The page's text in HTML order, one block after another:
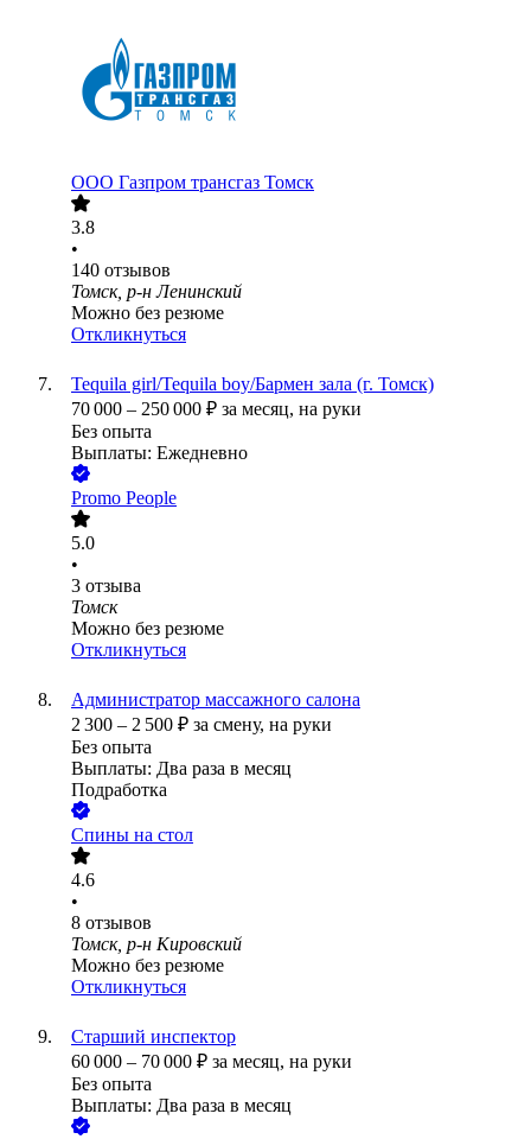
ООО Газпром трансгаз Томск
3.8
•
140 отзывов
Томск, р-н Ленинский
Можно без резюме
Откликнуться
Tequila girl/Tequila boy/Бармен зала (г. Томск)
70 000 – 250 000 ₽ за месяц, на руки
Без опыта
Выплаты: Ежедневно
Promo People
5.0
•
3 отзыва
Томск
Можно без резюме
Откликнуться
Администратор массажного салона
2 300 – 2 500 ₽ за смену, на руки
Без опыта
Выплаты: Два раза в месяц
Подработка
Спины на стол
4.6
•
8 отзывов
Томск, р-н Кировский
Можно без резюме
Откликнуться
Старший инспектор
60 000 – 70 000 ₽ за месяц, на руки
Без опыта
Выплаты: Два раза в месяц